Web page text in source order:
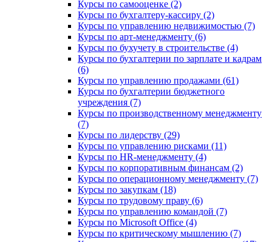
Курсы по самооценке (2)
Курсы по бухгалтеру-кассиру (2)
Курсы по управлению недвижимостью (7)
Курсы по арт-менеджменту (6)
Курсы по бухучету в строительстве (4)
Курсы по бухгалтерии по зарплате и кадрам
(6)
Курсы по управлению продажами (61)
Курсы по бухгалтерии бюджетного
учреждения (7)
Курсы по производственному менеджменту
(7)
Курсы по лидерству (29)
Курсы по управлению рисками (11)
Курсы по HR-менеджменту (4)
Курсы по корпоративным финансам (2)
Курсы по операционному менеджменту (7)
Курсы по закупкам (18)
Курсы по трудовому праву (6)
Курсы по управлению командой (7)
Курсы по Microsoft Office (4)
Курсы по критическому мышлению (7)